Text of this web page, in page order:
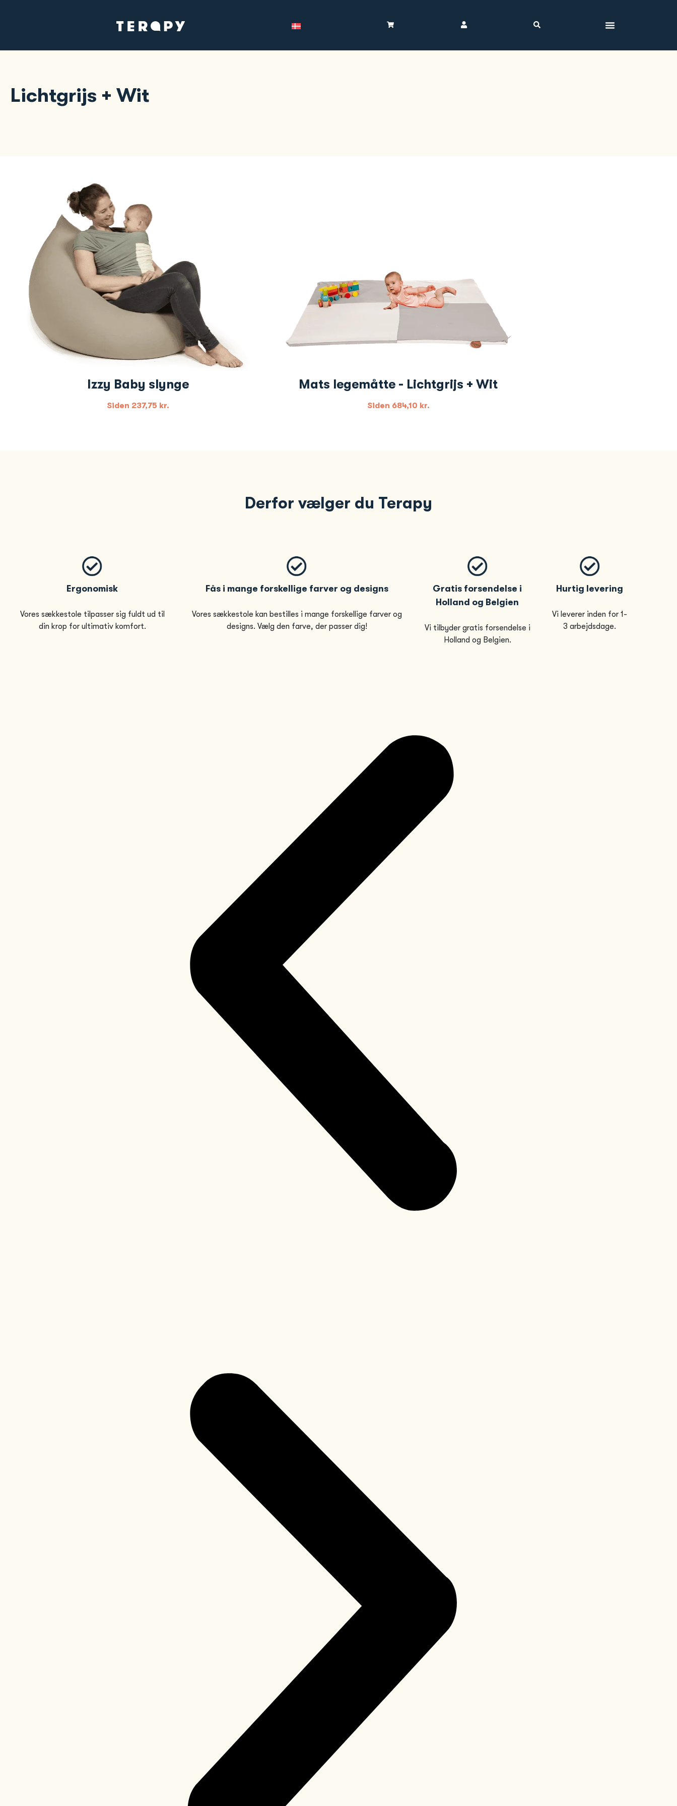
Lichtgrijs + Wit
Izzy Baby slynge
Siden 237,75 kr.
Mats legemåtte - Lichtgrijs + Wit
Siden 684,10 kr.
Derfor vælger du Terapy
Ergonomisk
Vores sækkestole tilpasser sig fuldt ud til
din krop for ultimativ komfort.
Fås i mange forskellige farver og designs
Vores sækkestole kan bestilles i mange forskellige farver og
designs. Vælg den farve, der passer dig!
Gratis forsendelse i
Holland og Belgien
Vi tilbyder gratis forsendelse i
Holland og Belgien.
Hurtig levering
Vi leverer inden for 1-
3 arbejdsdage.